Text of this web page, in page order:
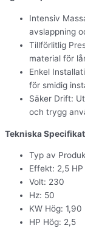
Intensiv
avslappning
Tillförlitlig
material för
Enkel
för smidig
Säker Drift:
och trygg
Tekniska
Typ av
Effekt: 2,5 HP
Volt: 230
Hz: 50
KW Hög: 1,90
HP Hög: 2,5